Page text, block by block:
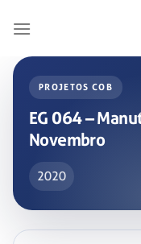
PROJETOS COB
EG 064 –
Novembro
2020